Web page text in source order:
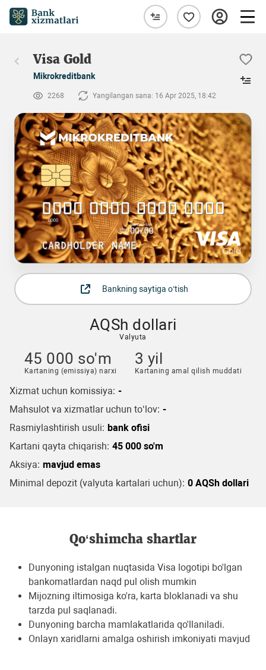
Visa Gold
Mikrokreditbank
2268 Yangilangan sana: 16 Apr 2025, 18:42
Bankning saytiga o‘tish
AQSh dollari
Valyuta
45 000 so'm
Kartaning (emissiya) narxi
3 yil
Kartaning amal qilish muddati
Xizmat uchun komissiya: -
Mahsulot va xizmatlar uchun to‘lov: -
Rasmiylashtirish usuli: bank ofisi
Kartani qayta chiqarish: 45 000 so'm
Aksiya: mavjud emas
Minimal depozit (valyuta kartalari uchun): 0 AQSh dollari
Qo‘shimcha shartlar
Dunyoning istalgan nuqtasida Visa logotipi bo'lgan
bankomatlardan naqd pul olish mumkin
Mijozning iltimosiga ko'ra, karta bloklanadi va shu
tarzda pul saqlanadi.
Dunyoning barcha mamlakatlarida qo'llaniladi.
Onlayn xaridlarni amalga oshirish imkoniyati mavjud